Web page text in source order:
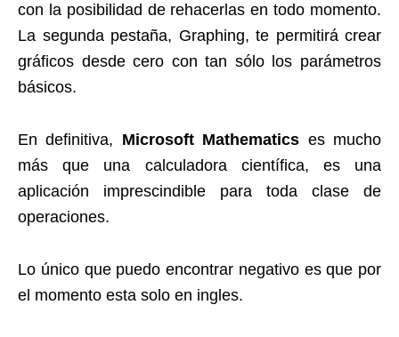
con la posibilidad de rehacerlas en todo momento.
La segunda pestaña, Graphing, te permitirá crear
gráficos desde cero con tan sólo los parámetros
básicos.
En definitiva, Microsoft Mathematics es mucho
más que una calculadora científica, es una
aplicación imprescindible para toda clase de
operaciones.
Lo único que puedo encontrar negativo es que por
el momento esta solo en ingles.